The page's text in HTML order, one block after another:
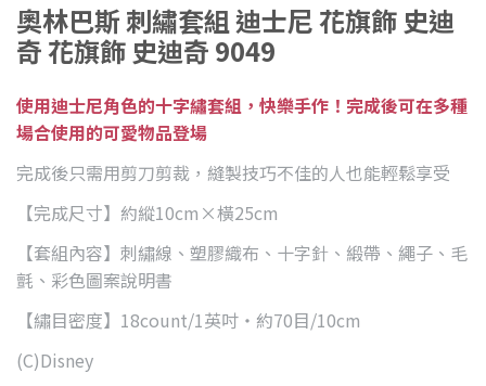
奧林巴斯 刺繡套組 迪士尼 花旗飾 史迪
奇 花旗飾 史迪奇 9049
使用迪士尼角色的十字繡套組，快樂手作！完成後可在多種
場合使用的可愛物品登場
完成後只需用剪刀剪裁，縫製技巧不佳的人也能輕鬆享受
【完成尺寸】約縱10cm×橫25cm
【套組內容】刺繡線、塑膠織布、十字針、緞帶、繩子、毛
氈、彩色圖案說明書
【繡目密度】18count/1英吋・約70目/10cm
(C)Disney